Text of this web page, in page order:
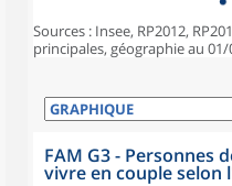
Sources : Insee, RP2012,
principales, géographie au 01/
FAM G3 - Personnes
vivre en couple selon